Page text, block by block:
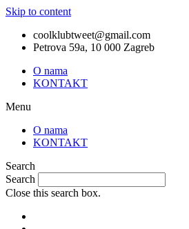
Skip to content
coolklubtweet@gmail.com
Petrova 59a, 10 000 Zagreb
O nama
KONTAKT
Menu
O nama
KONTAKT
Search
Search
Close this search box.